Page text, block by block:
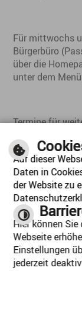
Für mittwochs
Bürgerbüro
über die
unter dem
Termine für
vereinbart
Viele Dienste
beantragen
Anliegen im
Auf dieser
Daten in
der Website zu
Hier können
Webseite
Einstellungen
jederzeit